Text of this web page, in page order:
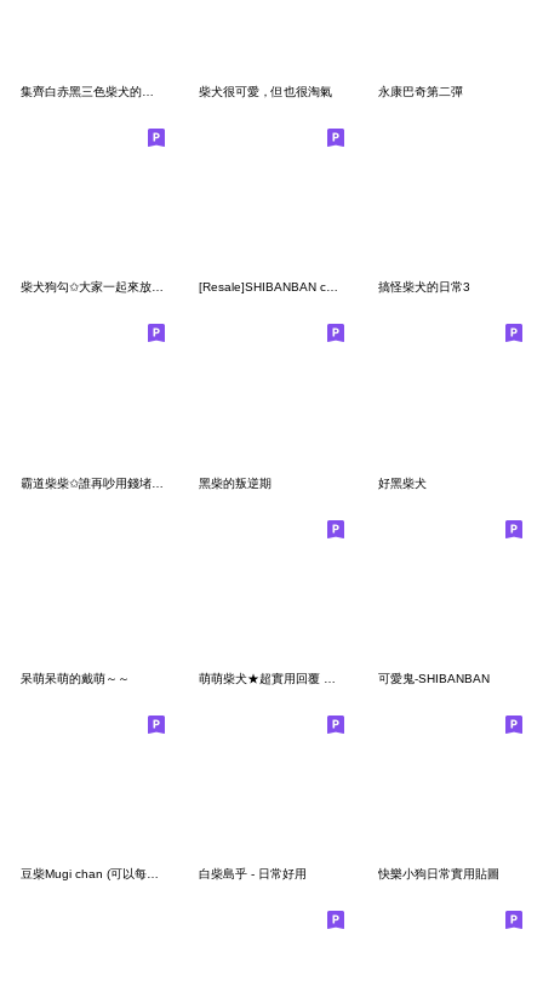
柴犬很可愛，但也很淘氣 永康巴奇第二彈
柴犬狗勾✩大家一起來放假✩(羊毛氈風) [Resale]SHIBANBAN collaboration 9 搞怪柴犬的日常3
黑柴的叛逆期 好黑柴犬
呆萌呆萌的戴萌～～ 可愛鬼-SHIBANBAN
豆柴Mugi chan (可以每天使用的對話集合) 白柴島乎 - 日常好用 快樂小狗日常實用貼圖